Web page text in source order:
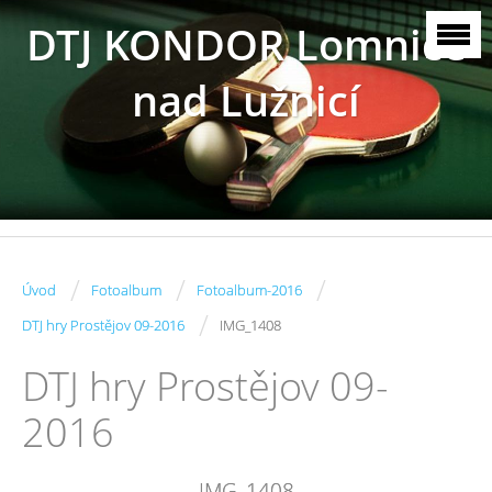
DTJ KONDOR Lomnice
nad Lužnicí
Úvod / Fotoalbum / Fotoalbum-2016 /
DTJ hry Prostějov 09-2016 / IMG_1408
DTJ hry Prostějov 09-
2016